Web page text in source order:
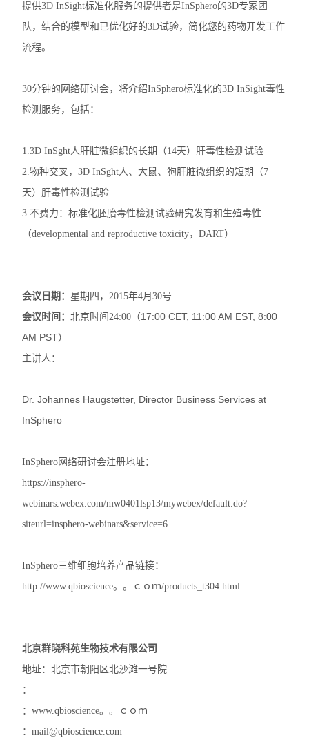
离子通道研究用多肽毒素
Matrigen弹性细胞培养板
细胞生物学检测试剂盒
干细胞培养添加因子
食品安全检测试剂
提供3D InSight标准化服务的提供者是InSphero的3D专家团
队，结合的模型和已优化好的3D试验，简化您的药物开发工作
流程。
30分钟的网络研讨会，将介绍InSphero标准化的3D InSight毒性
检测服务，包括：
1.3D InSght人肝脏微组织的长期（14天）肝毒性检测试验
2.物种交叉，3D InSght人、大鼠、狗肝脏微组织的短期（7
天）肝毒性检测试验
3.不费力：标准化胚胎毒性检测试验研究发育和生殖毒性
（developmental and reproductive toxicity，DART）
会议日期： 星期四，2015年4月30号
会议时间：北京时间24:00（17:00 CET, 11:00 AM EST, 8:00
AM PST）
主讲人：
Dr. Johannes Haugstetter, Director Business Services at
InSphero
InSphero网络研讨会注册地址：
https://insphero-
webinars.webex.com/mw0401lsp13/mywebex/default.do?
siteurl=insphero-webinars&service=6
InSphero三维细胞培养产品链接：
http://www.qbioscience。。ｃｏｍ/products_t304.html
北京群晓科苑生物技术有限公司
地址：北京市朝阳区北沙滩一号院
：
：www.qbioscience。。ｃｏｍ
：mail@qbioscience.com